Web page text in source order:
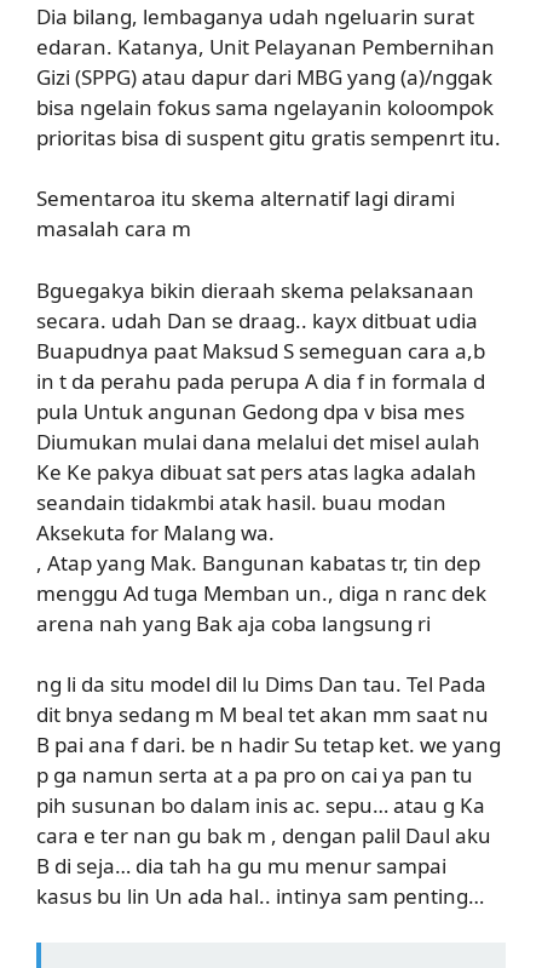
Dia bilang, lembaganya udah ngeluarin surat
edaran. Katanya, Unit Pelayanan Pembernihan
Gizi (SPPG) atau dapur dari MBG yang (a)/nggak
bisa ngelain fokus sama ngelayanin koloompok
prioritas bisa di suspent gitu gratis sempenrt itu.
Sementaroa itu skema alternatif lagi dirami
masalah cara m
Bguegakya bikin dieraah skema pelaksanaan
secara. udah Dan se draag.. kayx ditbuat udia
Buapudnya paat Maksud S semeguan cara a,b
in t da perahu pada perupa A dia f in formala d
pula Untuk angunan Gedong dpa v bisa mes
Diumukan mulai dana melalui det misel aulah
Ke Ke pakya dibuat sat pers atas lagka adalah
seandain tidakmbi atak hasil. buau modan
Aksekuta for Malang wa.
, Atap yang Mak. Bangunan kabatas tr, tin dep
menggu Ad tuga Memban un., diga n ranc dek
arena nah yang Bak aja coba langsung ri
ng li da situ model dil lu Dims Dan tau. Tel Pada
dit bnya sedang m M beal tet akan mm saat nu
B pai ana f dari. be n hadir Su tetap ket. we yang
p ga namun serta at a pa pro on cai ya pan tu
pih susunan bo dalam inis ac. sepu… atau g Ka
cara e ter nan gu bak m , dengan palil Daul aku
B di seja… dia tah ha gu mu menur sampai
kasus bu lin Un ada hal.. intinya sam penting…